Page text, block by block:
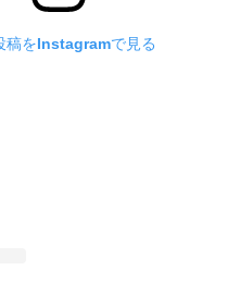
稿をInstagramで見る